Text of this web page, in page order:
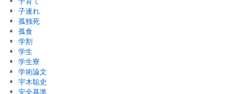
子連れ
孤独死
孤食
学割
学生
学生寮
学術論文
宇木聡史
安全基準